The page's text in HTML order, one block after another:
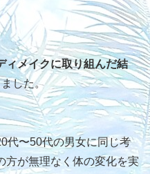
ィメイクに取り組んだ結
した。
代〜50代の男女に同じ考
方が無理なく体の変化を実